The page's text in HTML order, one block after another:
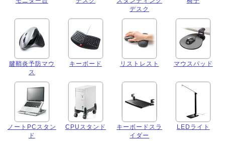
デスク
腱鞘炎予防マウ
ス
キーボード リストレスト マウスパッド
ノートPCスタン
ド
CPUスタンド
キーボードスラ
イダー
LEDライト